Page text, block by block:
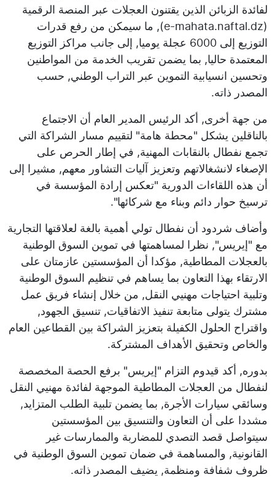
لفائدة الزبائن الذين يقتنون العجلات عبر المنصة الرقمية
(e-mahata.naftal.dz), ما سيمكن من رفع قدرات
التوزيع إلى 6000 عجلة يوميا, إلى جانب مراكز التوزيع
المعتمدة حاليا, بما يضمن تقريب الخدمة من المواطنين
وتحسين انسيابية التموين عبر التراب الوطني, حسب
المصدر ذاته.
من جهة أخرى, أكد الرئيس المدير العام أن الاجتماع
بالناقلين يشكل "محطة هامة" لتقييم مسار الشراكة التي
تجمع نفطال بالنقابات المهنية, في إطار الحرص على
الإصغاء لانشغالاتهم وتعزيز آليات التشاور معهم, مشيرا إلى
أن هذه اللقاءات الدورية "تعكس إرادة المؤسسة في
ترسيخ حوار دائم وبناء مع شركائها".
وأضاف شردود أن نفطال تولي أهمية بالغة لعلاقتها التجارية
مع "إيريس", نظرا لمساهمتها في تموين السوق الوطنية
بالعجلات المطاطية, مؤكدا أن المؤسستين عازمتان على
الارتقاء بهذا التعاون بما يساهم في تنظيم السوق الوطنية
وتلبية احتياجات مهنيي النقل, من خلال إنشاء فريق عمل
مشترك يتولى متابعة تنفيذ الاتفاقيات, تنسيق الجهود,
واقتراح الحلول الكفيلة بتعزيز الشراكة بين القطاعين العام
والخاص وتحقيق الأهداف المشتركة.
بدوره, أكد قيدوم التزام "إيريس" برفع الحصة المخصصة
لنفطال من العجلات المطاطية الموجهة لفائدة مهنيي النقل
وسائقي سيارات الأجرة, بما يضمن تلبية الطلب المتزايد,
مشددا على أن التعاون والتنسيق بين المؤسستين
سيتواصل قصد التصدي للمضاربة والممارسات غير
القانونية, والمساهمة في ضمان تموين السوق الوطنية في
ظروف شفافة ومنظمة, يضيف المصدر ذاته.